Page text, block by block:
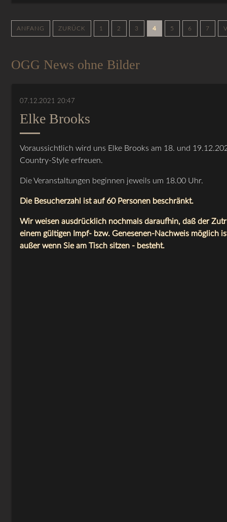
ANFANG ZURÜCK 1 2 3 4 5 6 7
OGG News ohne Bilder
07.12.2021 20:47
Elke Brooks
Voraussichtlich wird uns Elke Brooks am 18. und
Country-Style erfreuen.
Die Veranstaltungen beginnen jeweils um 18.00 Uhr.
Die Besucherzahl ist auf 60 Personen beschränkt.
Wir weisen ausdrücklich nochmals daraufhin, daß der
einem gültigen Impf- bzw. Genesenen-Nachweis möglich
außer wenn Sie am Tisch sitzen - besteht.